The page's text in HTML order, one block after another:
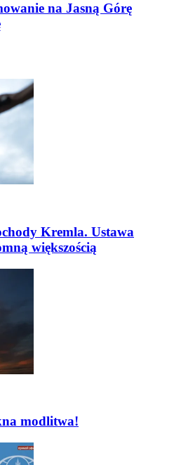
na Jasną Górę
Kremla. Ustawa
większością
modlitwa!